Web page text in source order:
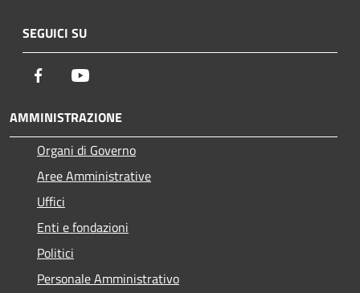
SEGUICI SU
Facebook
AMMINISTRAZIONE
Organi di Governo
Aree Amministrative
Uffici
Enti e fondazioni
Politici
Personale Amministrativo